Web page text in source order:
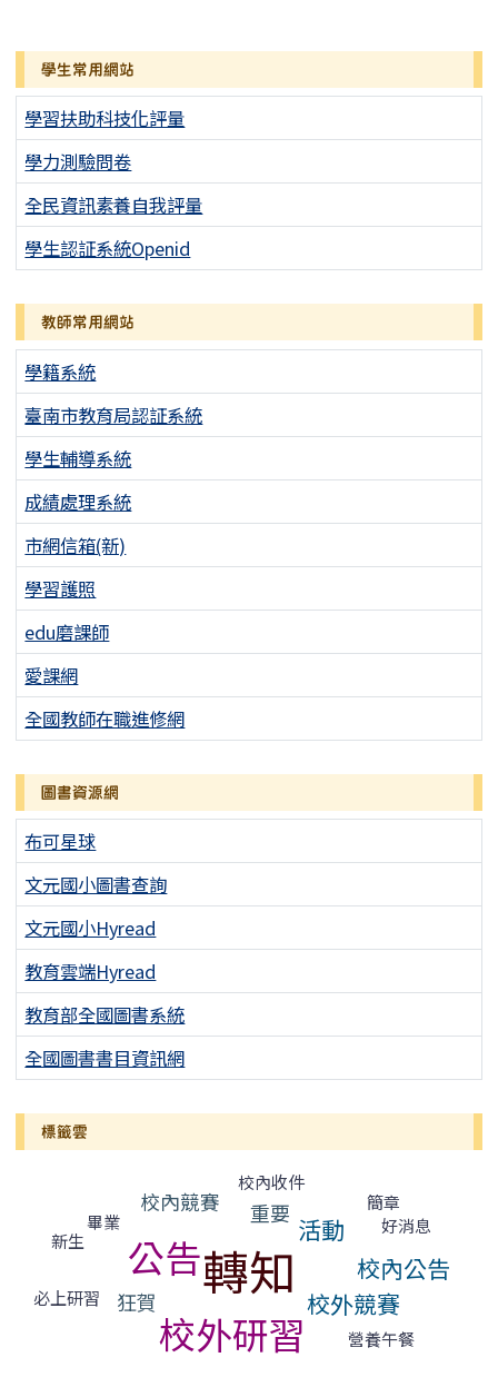
學生常用網站
學習扶助科技化評量
學力測驗問卷
全民資訊素養自我評量
學生認証系統Openid
教師常用網站
學籍系統
臺南市教育局認証系統
學生輔導系統
成績處理系統
市網信箱(新)
學習護照
edu磨課師
愛課網
全國教師在職進修網
圖書資源網
布可星球
文元國小圖書查詢
文元國小Hyread
教育雲端Hyread
教育部全國圖書系統
全國圖書書目資訊網
標籤雲
校內競賽
校內收件
畢業
重要
簡章
新生
公告
活動
轉知
好消息
校內公告
必上研習 狂賀
校外研習
校外競賽
營養午餐